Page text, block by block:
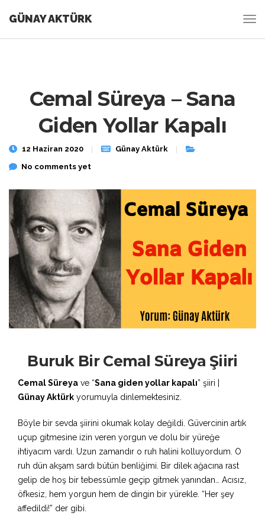
GÜNAY AKTÜRK
Cemal Süreya – Sana
Giden Yollar Kapalı
12 Haziran 2020
Günay Aktürk
No comments yet
Buruk Bir Cemal Süreya Şiiri
Cemal Süreya ve “Sana giden yollar kapalı” şiiri |
Günay Aktürk yorumuyla dinlemektesiniz.
Böyle bir sevda şiirini okumak kolay değildi. Güvercinin artık
uçup gitmesine izin veren yorgun ve dolu bir yüreğe
ihtiyacım vardı. Uzun zamandır o ruh halini kolluyordum. O
ruh dün akşam sardı bütün benliğimi. Bir dilek ağacına rast
gelip de hoş bir tebessümle geçip gitmek yanından… Acısız,
öfkesiz, hem yorgun hem de dingin bir yürekle. “Her şey
affedildi!” der gibi.